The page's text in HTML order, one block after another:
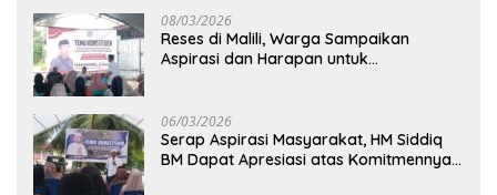
08/03/2026
Reses di Malili, Warga Sampaikan
Aspirasi dan Harapan untuk
06/03/2026
Serap Aspirasi Masyarakat, HM Siddiq
BM Dapat Apresiasi atas Komitmennya